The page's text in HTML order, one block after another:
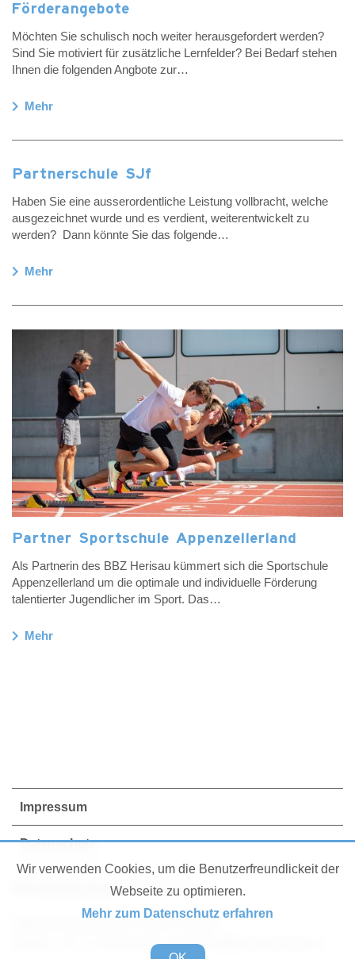
Förderangebote
Möchten Sie schulisch noch weiter herausgefordert werden?
Sind Sie motiviert für zusätzliche Lernfelder? Bei Bedarf stehen
Ihnen die folgenden Angbote zur…
chevron_right Mehr
Partnerschule SJf
Haben Sie eine ausserordentliche Leistung vollbracht, welche
ausgezeichnet wurde und es verdient, weiterentwickelt zu
werden? Dann könnte Sie das folgende…
chevron_right Mehr
Partner Sportschule Appenzellerland
Als Partnerin des BBZ Herisau kümmert sich die Sportschule
Appenzellerland um die optimale und individuelle Förderung
talentierter Jugendlicher im Sport. Das…
chevron_right Mehr
Berufsbildungszentrum Herisau
+41 71 353 50 20|sekretariat@berufsschule.ch
Impressum
Datenschutz
Wir verwenden Cookies, um die Benutzerfreundlickeit der
Webseite zu optimieren.
Mehr zum Datenschutz erfahren